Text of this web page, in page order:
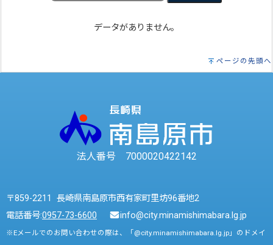
データがありません。
ページの先頭へ
法人番号 7000020422142
〒859-2211 長崎県南島原市西有家町里坊96番地2
電話番号:0957-73-6600 info@city.minamishimabara.lg.jp
※Eメールでのお問い合わせの際は、「@city.minamishimabara.lg.jp」のドメイ